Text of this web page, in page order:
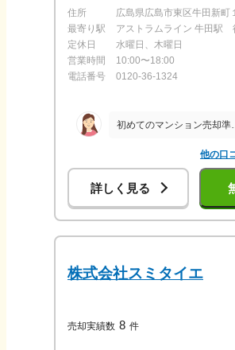
住所
広島県広島市東区牛田新町
最寄り駅
アストラムライン 牛田駅
定休日
水曜日、木曜日
営業時間
10:00〜18:00
電話番号
0120-36-1324
初めてのマンション売却準備の希望や疑問点などに対して、センチュリー21リベルテの山口様の対応が早く誠意があり
他の口
詳しく見る
株式会社スミタイエ
売却実績数 8 件